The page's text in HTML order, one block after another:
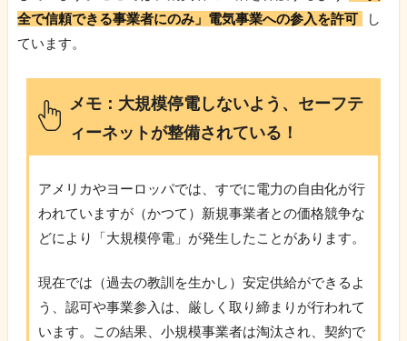
全で信頼できる事業者にのみ」電気事業への参入を許可
し
ています。
メモ：大規模停電しないよう、セーフテ
ィーネットが整備されている！
アメリカやヨーロッパでは、すでに電力の自由化が行
われていますが（かつて）新規事業者との価格競争な
どにより「大規模停電」が発生したことがあります。
現在では（過去の教訓を生かし）安定供給ができるよ
う、認可や事業参入は、厳しく取り締まりが行われて
います。この結果、小規模事業者は淘汰され、契約で